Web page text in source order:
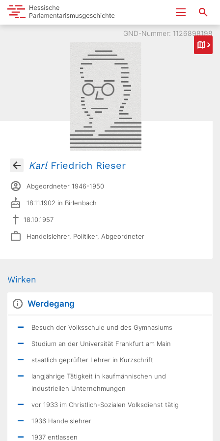
GND-Nummer: 1126898198
KarlFriedrich Rieser
Abgeordneter 1946-1950
18.11.1902 in Birlenbach
18.10.1957
Handelslehrer, Politiker, Abgeordneter
Wirken
Werdegang
Besuch der Volksschule und des Gymnasiums
Studium an der Universität Frankfurt am Main
staatlich geprüfter Lehrer in Kurzschrift
langjährige Tätigkeit in kaufmänni­schen und
industriellen Unternehmungen
vor 1933 im Christlich-Sozialen Volksdienst tätig
1936 Handelslehrer
1937 ent­lassen